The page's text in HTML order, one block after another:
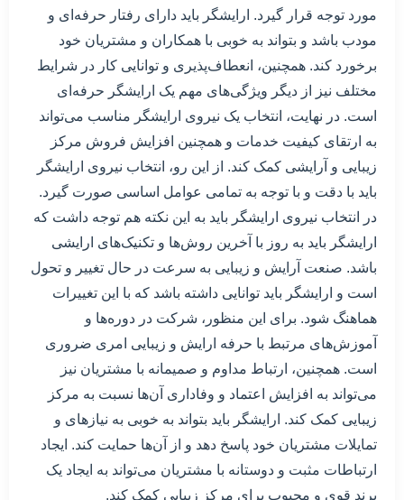
مورد توجه قرار گیرد. ارایشگر باید دارای رفتار حرفه‌ای و
مودب باشد و بتواند به خوبی با همکاران و مشتریان خود
برخورد کند. همچنین، انعطاف‌پذیری و توانایی کار در شرایط
مختلف نیز از دیگر ویژگی‌های مهم یک ارایشگر حرفه‌ای
است. در نهایت، انتخاب یک نیروی ارایشگر مناسب می‌تواند
به ارتقای کیفیت خدمات و همچنین افزایش فروش مرکز
زیبایی و آرایشی کمک کند. از این رو، انتخاب نیروی ارایشگر
باید با دقت و با توجه به تمامی عوامل اساسی صورت گیرد.
در انتخاب نیروی ارایشگر باید به این نکته هم توجه داشت که
ارایشگر باید به روز با آخرین روش‌ها و تکنیک‌های ارایشی
باشد. صنعت آرایش و زیبایی به سرعت در حال تغییر و تحول
است و ارایشگر باید توانایی داشته باشد که با این تغییرات
هماهنگ شود. برای این منظور، شرکت در دوره‌ها و
آموزش‌های مرتبط با حرفه ارایش و زیبایی امری ضروری
است. همچنین، ارتباط مداوم و صمیمانه با مشتریان نیز
می‌تواند به افزایش اعتماد و وفاداری آن‌ها نسبت به مرکز
زیبایی کمک کند. ارایشگر باید بتواند به خوبی به نیازهای و
تمایلات مشتریان خود پاسخ دهد و از آن‌ها حمایت کند. ایجاد
ارتباطات مثبت و دوستانه با مشتریان می‌تواند به ایجاد یک
برند قوی و محبوب برای مرکز زیبایی کمک کند.